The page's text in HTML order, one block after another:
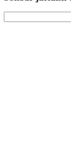
efter: